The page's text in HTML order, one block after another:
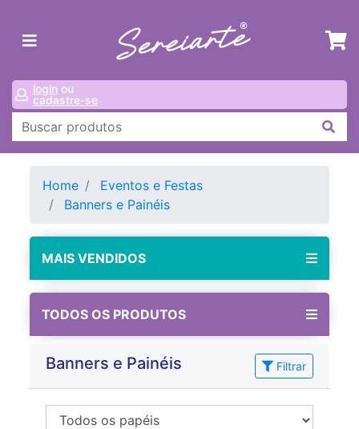
login ou
cadastre-se
Home
Eventos e Festas
Banners e Painéis
MAIS VENDIDOS
TODOS OS PRODUTOS
Banners e Painéis Filtrar